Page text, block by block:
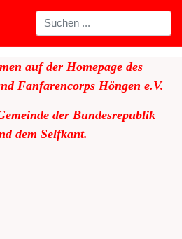
auf der Homepage des
Fanfarencorps Höngen e.V.
der Bundesrepublik
dem Selfkant.